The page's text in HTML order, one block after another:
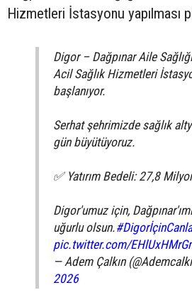
Hizmetleri İstasyonu yapılması
Digor – Dağpınar Aile
Acil Sağlık Hizmetleri
başlanıyor.
Serhat şehrimizde sağlık
gün büyütüyoruz.
✅ Yatırım Bedeli: 27,8
Digor'umuz için,
uğurlu olsun.
pic.twitter.com/
— Adem Çalkın
2026